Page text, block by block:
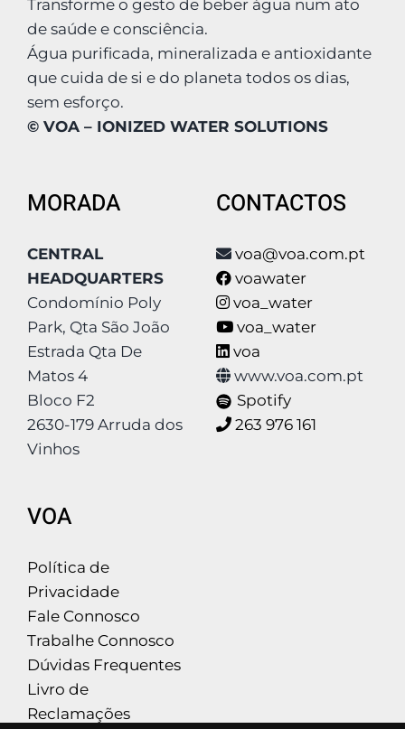
Transforme o gesto de beber água num ato
de saúde e consciência.
Água purificada, mineralizada e antioxidante
que cuida de si e do planeta todos os dias,
sem esforço.
© VOA – IONIZED WATER SOLUTIONS
MORADA
CENTRAL
HEADQUARTERS
Condomínio Poly
Park, Qta São João
Estrada Qta De
Matos 4
Bloco F2
2630-179 Arruda dos
Vinhos
CONTACTOS
voa@voa.com.pt
voawater
voa_water
voa_water
voa
www.voa.com.pt
Spotify
263 976 161
VOA
Política de
Privacidade
Fale Connosco
Trabalhe Connosco
Dúvidas Frequentes
Livro de
Reclamações